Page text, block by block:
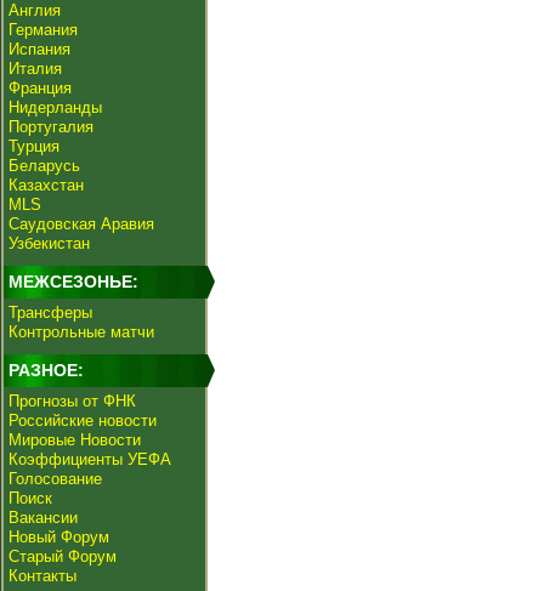
Англия
Германия
Испания
Италия
Франция
Нидерланды
Португалия
Турция
Беларусь
Казахстан
MLS
Саудовская Аравия
Узбекистан
МЕЖСЕЗОНЬЕ:
Трансферы
Контрольные матчи
РАЗНОЕ:
Прогнозы от ФНК
Российские новости
Мировые Новости
Коэффициенты УЕФА
Голосование
Поиск
Вакансии
Новый Форум
Старый Форум
Контакты